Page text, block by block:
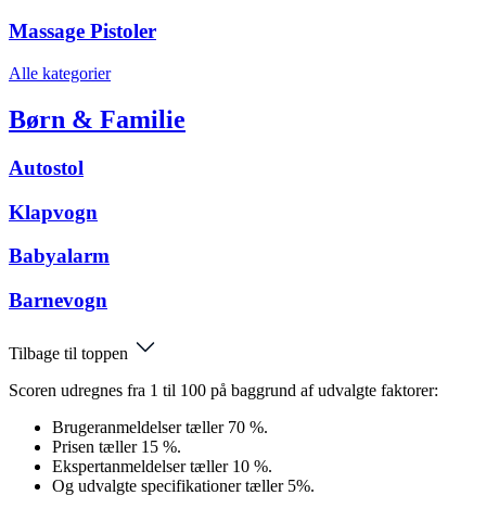
Massage Pistoler
Alle kategorier
Børn & Familie
Autostol
Klapvogn
Babyalarm
Barnevogn
Tilbage til toppen
Scoren udregnes fra 1 til 100 på baggrund af udvalgte faktorer:
Brugeranmeldelser tæller 70 %.
Prisen tæller 15 %.
Ekspertanmeldelser tæller 10 %.
Og udvalgte specifikationer tæller 5%.